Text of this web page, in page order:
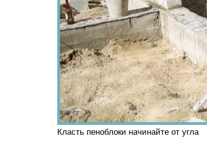
Класть пеноблоки начинайте от угла